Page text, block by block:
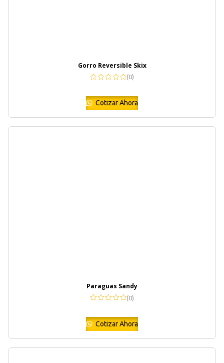
Gorro Reversible Skix
(0)
Cotizar Ahora
Paraguas Sandy
(0)
Cotizar Ahora